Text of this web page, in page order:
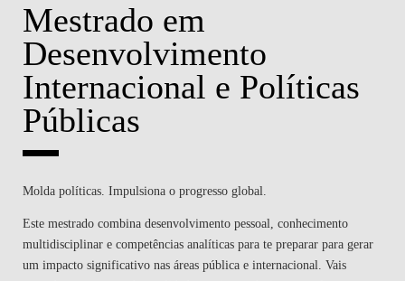
Mestrado em
Desenvolvimento
Internacional e Políticas
Públicas
Molda políticas. Impulsiona o progresso global.
Este mestrado combina desenvolvimento pessoal, conhecimento
multidisciplinar e competências analíticas para te preparar para gerar
um impacto significativo nas áreas pública e internacional. Vais